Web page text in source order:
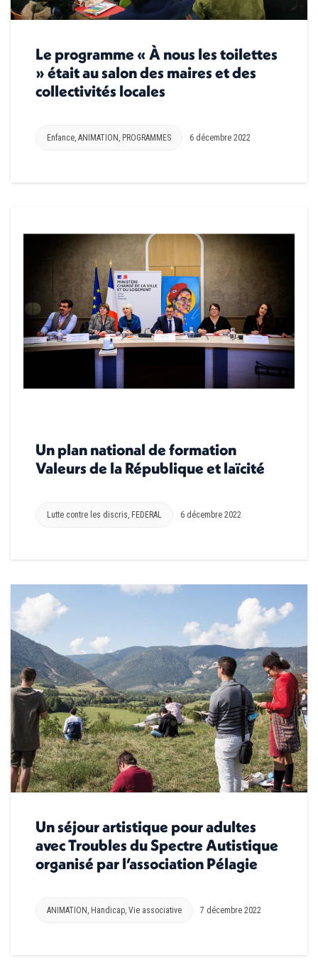
Le programme « À nous les toilettes
» était au salon des maires et des
collectivités locales
Enfance, ANIMATION , PROGRAMMES 6 décembre 2022
Un plan national de formation
Valeurs de la République et laïcité
Lutte contre les discris, FEDERAL 6 décembre 2022
Un séjour artistique pour adultes
avec Troubles du Spectre Autistique
organisé par l’association Pélagie
ANIMATION , Handicap, Vie associative 7 décembre 2022